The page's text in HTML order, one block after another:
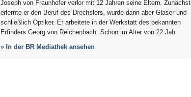
Joseph von Fraunhofer verlor mit 12 Jahren seine Eltern. Zunächst
erlernte er den Beruf des Drechslers, wurde dann aber Glaser und
schließlich Optiker. Er arbeitete in der Werkstatt des bekannten
Erfinders Georg von Reichenbach. Schon im Alter von 22 Jah
» In der BR Mediathek ansehen